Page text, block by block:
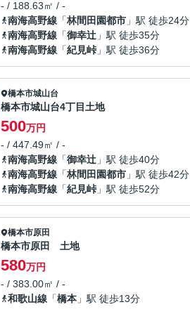
- / 188.63㎡ / -
南海高野線 「林間田園都市 」駅 徒歩24分
南海高野線 「御幸辻 」駅 徒歩35分
南海高野線 「紀見峠」駅 徒歩36分
橋本市城山台
橋本市城山台4丁目土地
500万円
- / 447.49㎡ / -
南海高野線 「御幸辻 」駅 徒歩40分
南海高野線 「林間田園都市 」駅 徒歩42分
南海高野線 「紀見峠」駅 徒歩52分
橋本市原田
橋本市原田 土地
580万円
- / 383.00㎡ / -
和歌山線 「橋本 」駅 徒歩13分